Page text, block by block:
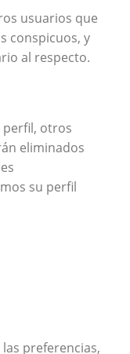
usuarios que
conspicuos, y
al respecto.
perfil, otros
eliminados
su perfil
preferencias,